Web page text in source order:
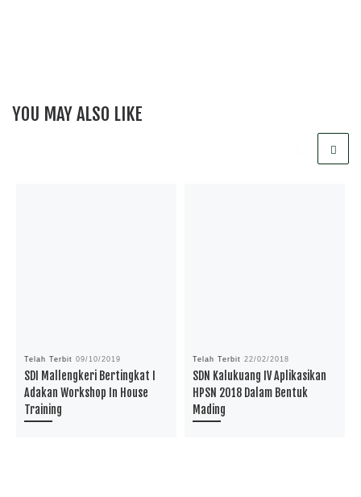
YOU MAY ALSO LIKE
Telah Terbit09/10/2019
SDI Mallengkeri Bertingkat I
Adakan Workshop In House
Training
Telah Terbit22/02/2018
SDN Kalukuang IV Aplikasikan
HPSN 2018 Dalam Bentuk
Mading